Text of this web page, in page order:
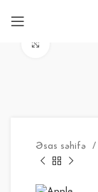
Əsas səhifə